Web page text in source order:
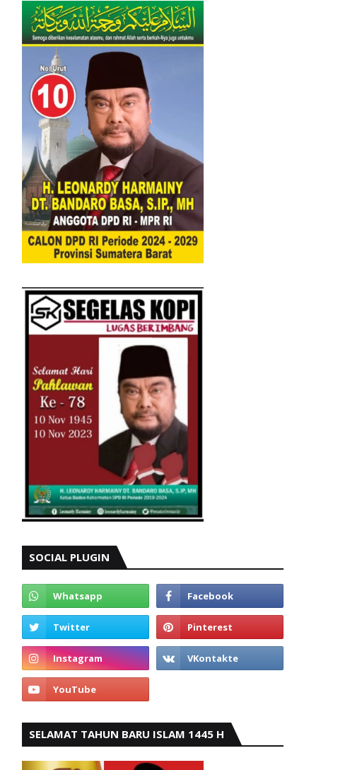
SOCIAL PLUGIN
SELAMAT TAHUN BARU ISLAM 1445 H